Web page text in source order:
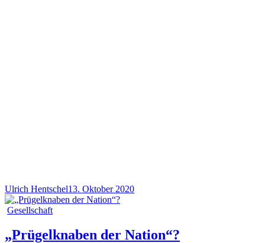
Ulrich Hentschel13. Oktober 2020
Gesellschaft
„Prügelknaben der Nation“?